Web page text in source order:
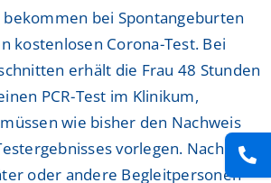
bei Spontangeburten
kostenlosen Corona-Test. Bei
erhält die Frau 48 Stunden
PCR-Test im Klinikum,
wie bisher den Nachweis
vorlegen. Nach der
oder andere Begleitpersonen